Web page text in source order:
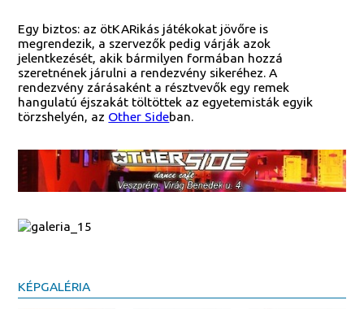
Egy biztos: az ötKARikás játékokat jövőre is
megrendezik, a szervezők pedig várják azok
jelentkezését, akik bármilyen formában hozzá
szeretnének járulni a rendezvény sikeréhez. A
rendezvény zárásaként a résztvevők egy remek
hangulatú éjszakát töltöttek az egyetemisták egyik
törzshelyén, az Other Sideban.
KÉPGALÉRIA